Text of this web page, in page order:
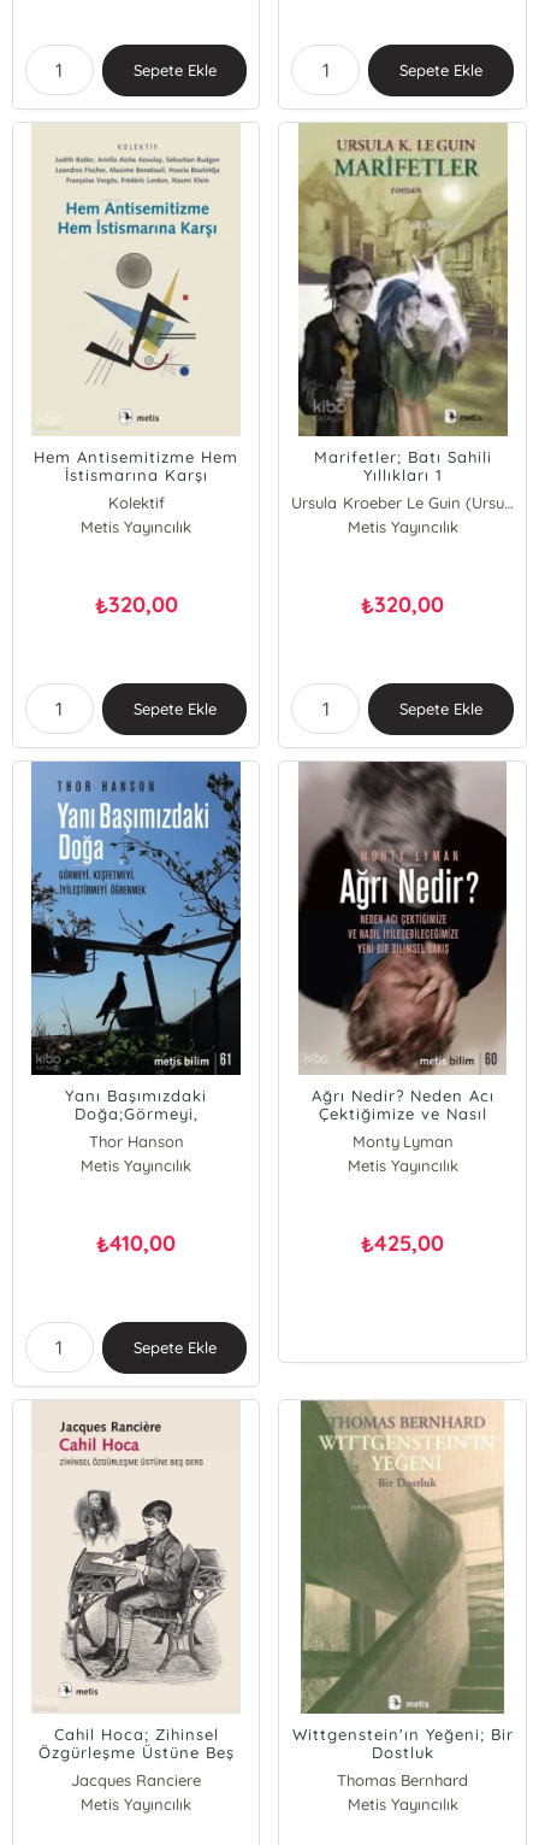
Sepete Ekle Sepete Ekle
Hem Antisemitizme Hem
İstismarına Karşı
Kolektif
Metis Yayıncılık
₺320,00
Sepete Ekle
Marifetler; Batı Sahili
Yıllıkları 1
Ursula Kroeber Le Guin (Ursula K. LeGuin)
Metis Yayıncılık
₺320,00
Sepete Ekle
Yanı Başımızdaki
Doğa;Görmeyi,
Keşfetmeyi, İyileştirmeyi
Öğrenmek
Thor Hanson
Metis Yayıncılık
₺410,00
Sepete Ekle
Ağrı Nedir? Neden Acı
Çektiğimize ve Nasıl
Bir Bilimsel Bakış
Monty Lyman
Metis Yayıncılık
₺425,00
Cahil Hoca; Zihinsel
Özgürleşme Üstüne Beş
Jacques Ranciere
Metis Yayıncılık
Wittgenstein'ın Yeğeni; Bir
Dostluk
Thomas Bernhard
Metis Yayıncılık